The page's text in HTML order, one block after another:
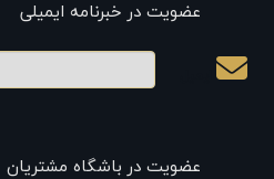
عضویت در خبرنامه ایمیلی
عضویت در باشگاه مشتریان